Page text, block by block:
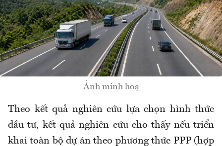
Ảnh minh hoạ
Theo kết quả nghiên cứu lựa chọn hình thức
đầu tư, kết quả nghiên cứu cho thấy nếu triển
khai toàn bộ dự án theo phương thức PPP (hợp